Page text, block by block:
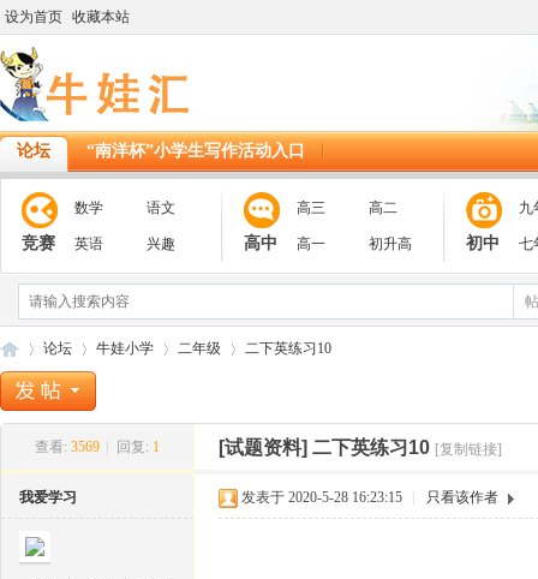
设为首页 收藏本站
论坛 “南洋杯”小学生写作活动入口
竞赛
数学 语文
英语 兴趣 高中
高三 高二
高一 初升高 初中
九
七
论坛
›
牛娃小学
›
二年级
›
二下英练习10
查看: 3569 回复: 1 [试题资料] 二下英练习10 [复制链接]
我爱学习 发表于 2020-5-28 16:23:15 只看该作者